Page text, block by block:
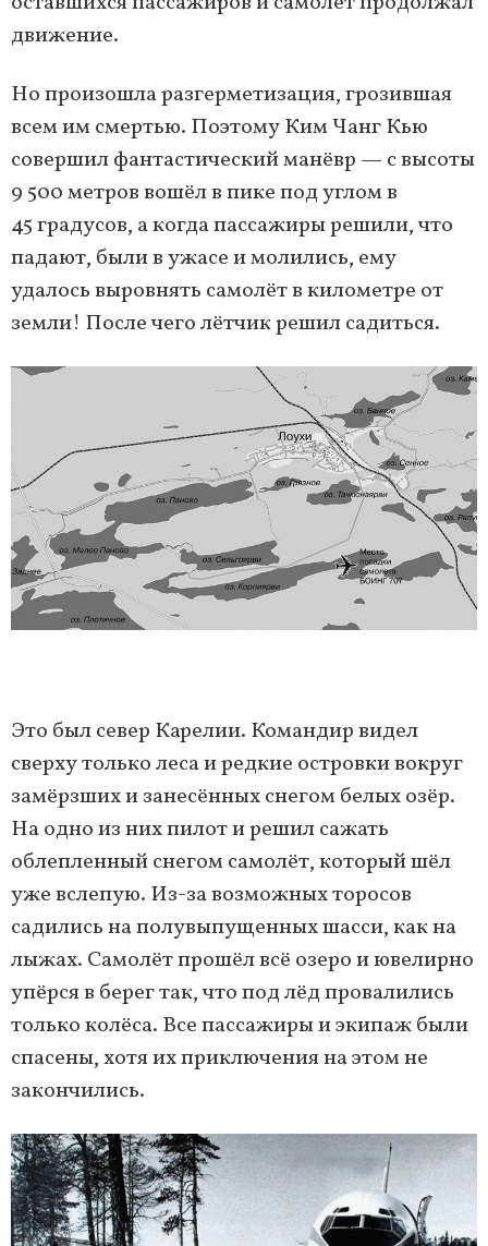
движение.
Но произошла разгерметизация, грозившая
всем им смертью. Поэтому Ким Чанг Кью
совершил фантастический манёвр — с высоты
9 500 метров вошёл в пике под углом в
45 градусов, а когда пассажиры решили, что
падают, были в ужасе и молились, ему
удалось выровнять самолёт в километре от
земли! После чего лётчик решил садиться.
Это был север Карелии. Командир видел
сверху только леса и редкие островки вокруг
замёрзших и занесённых снегом белых озёр.
На одно из них пилот и решил сажать
облепленный снегом самолёт, который шёл
уже вслепую. Из-за возможных торосов
садились на полувыпущенных шасси, как на
лыжах. Самолёт прошёл всё озеро и ювелирно
упёрся в берег так, что под лёд провалились
только колёса. Все пассажиры и экипаж были
спасены, хотя их приключения на этом не
закончились.